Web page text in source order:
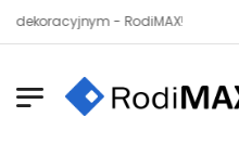
- RodiMAX!